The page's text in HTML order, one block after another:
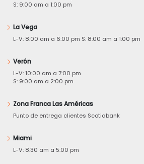
S: 9:00 am a 1:00 pm
La Vega
L-V: 8:00 am a 6:00 pm S: 8:00 am a 1:00 pm
Verón
L-V: 10:00 am a 7:00 pm
S: 9:00 am a 2:00 pm
Zona Franca Las Américas
Punto de entrega clientes Scotiabank
Miami
L-V: 8:30 am a 5:00 pm